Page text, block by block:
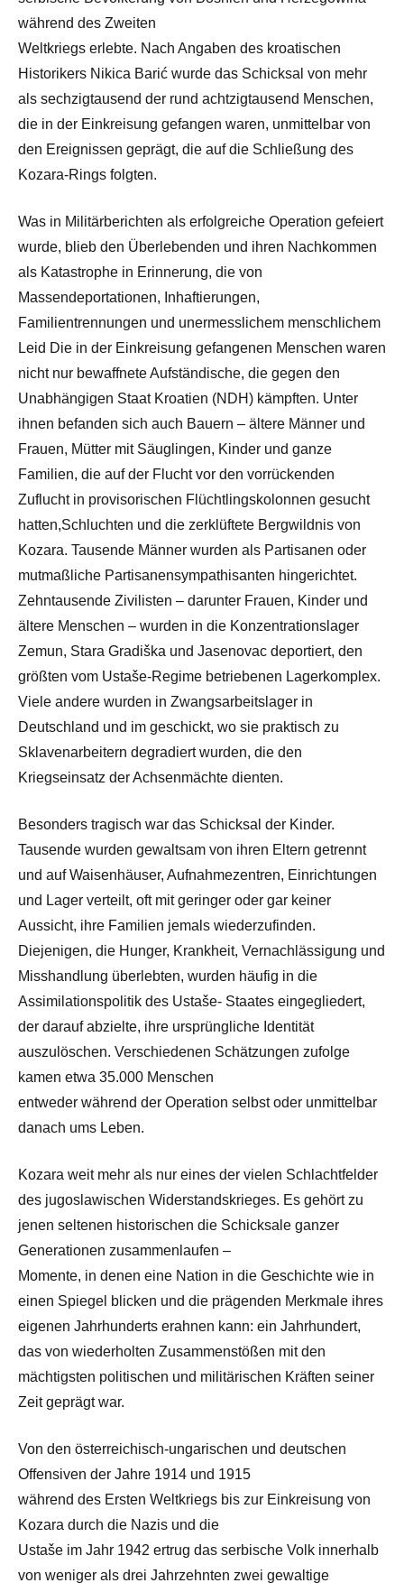
während des Zweiten
Weltkriegs erlebte. Nach Angaben des kroatischen
Historikers Nikica Barić wurde das Schicksal von mehr
als sechzigtausend der rund achtzigtausend Menschen,
die in der Einkreisung gefangen waren, unmittelbar von
den Ereignissen geprägt, die auf die Schließung des
Kozara-Rings folgten.
Was in Militärberichten als erfolgreiche Operation gefeiert
wurde, blieb den Überlebenden und ihren Nachkommen
als Katastrophe in Erinnerung, die von
Massendeportationen, Inhaftierungen,
Familientrennungen und unermesslichem menschlichem
Leid Die in der Einkreisung gefangenen Menschen waren
nicht nur bewaffnete Aufständische, die gegen den
Unabhängigen Staat Kroatien (NDH) kämpften. Unter
ihnen befanden sich auch Bauern – ältere Männer und
Frauen, Mütter mit Säuglingen, Kinder und ganze
Familien, die auf der Flucht vor den vorrückenden
Zuflucht in provisorischen Flüchtlingskolonnen gesucht
hatten,Schluchten und die zerklüftete Bergwildnis von
Kozara. Tausende Männer wurden als Partisanen oder
mutmaßliche Partisanensympathisanten hingerichtet.
Zehntausende Zivilisten – darunter Frauen, Kinder und
ältere Menschen – wurden in die Konzentrationslager
Zemun, Stara Gradiška und Jasenovac deportiert, den
größten vom Ustaše-Regime betriebenen Lagerkomplex.
Viele andere wurden in Zwangsarbeitslager in
Deutschland und im geschickt, wo sie praktisch zu
Sklavenarbeitern degradiert wurden, die den
Kriegseinsatz der Achsenmächte dienten.
Besonders tragisch war das Schicksal der Kinder.
Tausende wurden gewaltsam von ihren Eltern getrennt
und auf Waisenhäuser, Aufnahmezentren, Einrichtungen
und Lager verteilt, oft mit geringer oder gar keiner
Aussicht, ihre Familien jemals wiederzufinden.
Diejenigen, die Hunger, Krankheit, Vernachlässigung und
Misshandlung überlebten, wurden häufig in die
Assimilationspolitik des Ustaše- Staates eingegliedert,
der darauf abzielte, ihre ursprüngliche Identität
auszulöschen. Verschiedenen Schätzungen zufolge
kamen etwa 35.000 Menschen
entweder während der Operation selbst oder unmittelbar
danach ums Leben.
Kozara weit mehr als nur eines der vielen Schlachtfelder
des jugoslawischen Widerstandskrieges. Es gehört zu
jenen seltenen historischen die Schicksale ganzer
Generationen zusammenlaufen –
Momente, in denen eine Nation in die Geschichte wie in
einen Spiegel blicken und die prägenden Merkmale ihres
eigenen Jahrhunderts erahnen kann: ein Jahrhundert,
das von wiederholten Zusammenstößen mit den
mächtigsten politischen und militärischen Kräften seiner
Zeit geprägt war.
Von den österreichisch-ungarischen und deutschen
Offensiven der Jahre 1914 und 1915
während des Ersten Weltkriegs bis zur Einkreisung von
Kozara durch die Nazis und die
Ustaše im Jahr 1942 ertrug das serbische Volk innerhalb
von weniger als drei Jahrzehnten zwei gewaltige